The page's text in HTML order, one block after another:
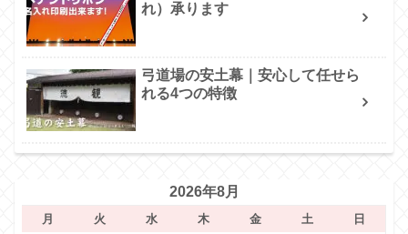
れ）承ります
弓道場の安土幕｜安心して任せら
れる4つの特徴
2026年8月
月 火 水 木 金 土
日